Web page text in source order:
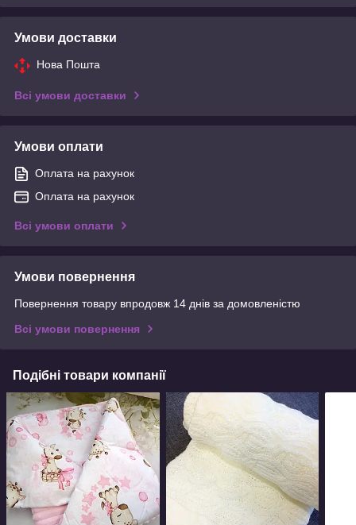
Умови доставки
Нова Пошта
Всі умови доставки
Умови оплати
Оплата на рахунок
Оплата на рахунок
Всі умови оплати
Умови повернення
Повернення товару впродовж 14 днів за домовленістю
Всі умови повернення
Подібні товари компанії